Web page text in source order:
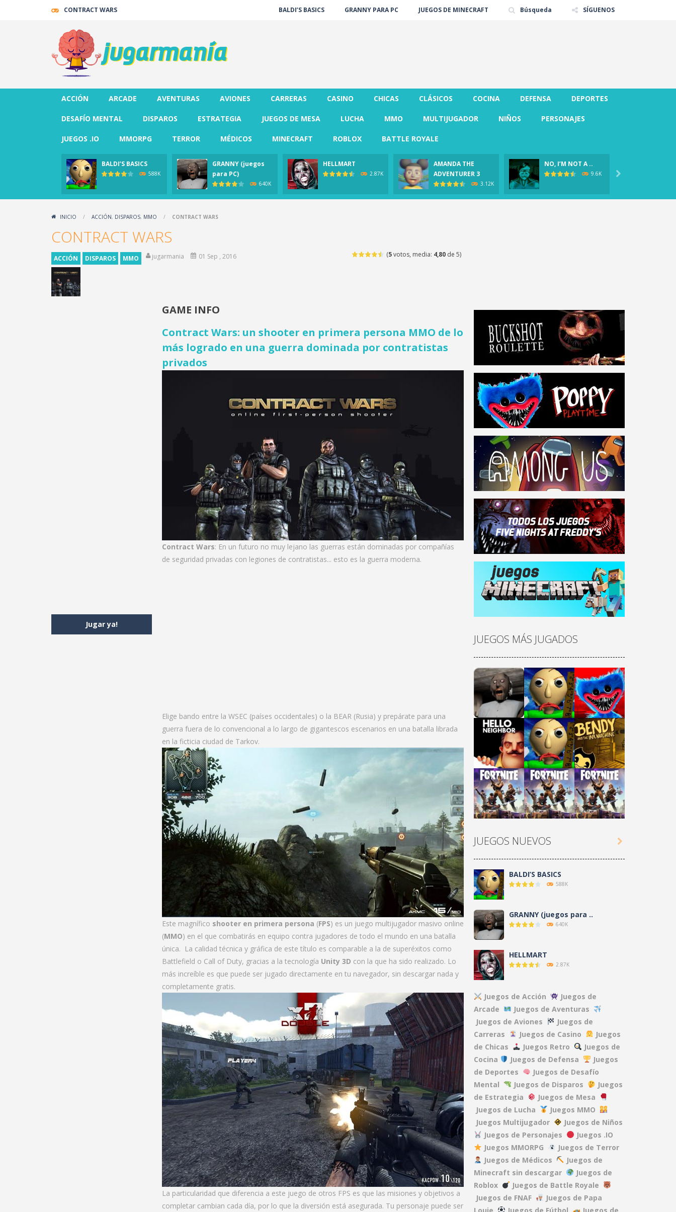
CONTRACT WARS BALDI’S BASICS GRANNY PARA PC JUEGOS DE MINECRAFT Búsqueda SÍGUENOS
ACCIÓN ARCADE AVENTURAS AVIONES CARRERAS CASINO CHICAS CLÁSICOS COCINA DEFENSA DEPORTES
DESAFÍO MENTAL DISPAROS ESTRATEGIA JUEGOS DE MESA LUCHA MMO MULTIJUGADOR NIÑOS PERSONAJES
JUEGOS .IO MMORPG TERROR MÉDICOS MINECRAFT ROBLOX BATTLE ROYALE
BALDI’S BASICS
588K
GRANNY (juegos
para PC)
640K
HELLMART
2.87K
AMANDA THE
ADVENTURER 3
3.12K
NO, I’M NOT A ..
9.6K 
INICIO / ACCIÓN, DISPAROS, MMO / CONTRACT WARS
CONTRACT WARS
(5votos, media: 4,80 de 5)
ACCIÓN DISPAROS MMO jugarmania 01 Sep , 2016
Jugar ya!
GAME INFO
Contract Wars: un shooter en primera persona MMO de lo
más logrado en una guerra dominada por contratistas
privados
Contract Wars: En un futuro no muy lejano las guerras están dominadas por compañías
de seguridad privadas con legiones de contratistas... esto es la guerra moderna.
Elige bando entre la WSEC (países occidentales) o la BEAR (Rusia) y prepárate para una
guerra fuera de lo convencional a lo largo de gigantescos escenarios en una batalla librada
en la ficticia ciudad de Tarkov.
Este magnífico shooter en primera persona (FPS) es un juego multijugador masivo online
(MMO) en el que combatirás en equipo contra jugadores de todo el mundo en una batalla
única. La calidad técnica y gráfica de este título es comparable a la de superéxitos como
Battlefield o Call of Duty, gracias a la tecnología Unity 3D con la que ha sido realizado. Lo
más increíble es que puede ser jugado directamente en tu navegador, sin descargar nada y
completamente gratis.
La particularidad que diferencia a este juego de otros FPS es que las misiones y objetivos a
completar cambian cada día, por lo que la diversión está asegurada. Tu personaje puede ser
JUEGOS MÁS JUGADOS
Play Play Play
Play Play Play
Play Play Play
JUEGOS NUEVOS
BALDI’S BASICS
588K
GRANNY (juegos para ..
640K
HELLMART
2.87K
AMANDA THE ..
NO, I’M NOT A ..
9.6K
CLOVERPIT (Juego ..
8.63K
FNAF: Secret of the ..
13.1K
DEAD RAILS
27.5K
REPO
40.1K

Juegos de Acción
Juegos de
Arcade
Juegos de Aventuras
Juegos de Aviones
Juegos de
Carreras
Juegos de Casino
Juegos
de Chicas
Juegos Retro
Juegos de
Cocina
Juegos de Defensa
Juegos
de Deportes
Juegos de Desafío
Mental
Juegos de Disparos
Juegos
de Estrategia
Juegos de Mesa
Juegos de Lucha
Juegos MMO
Juegos Multijugador
Juegos de Niños
Juegos de Personajes
Juegos .IO
Juegos MMORPG
Juegos de Terror
Juegos de Médicos
Juegos de
Minecraft sin descargar
Juegos de
Roblox
Juegos de Battle Royale
Juegos de FNAF
Juegos de Papa